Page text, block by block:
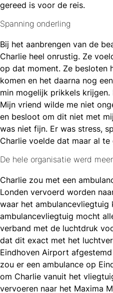
gereed is voor de reis.
Spanning onderling
Bij het aanbrengen van de
Charlie heel onrustig. Ze
op dat moment. Ze besloten
komen en het daarna nog
min mogelijk prikkels
Mijn vriend wilde me niet
en besloot om dit niet met
was niet fijn. Er was stress,
Charlie voelde dat maar al te
De hele organisatie werd
Charlie zou met een
Londen vervoerd worden
waar het ambulancevliegtuig
ambulancevliegtuig mocht
verband met de luchtdruk
dat dit exact met het
Eindhoven Airport
zou er een ambulance op
om Charlie vanuit het
vervoeren naar het Maxima